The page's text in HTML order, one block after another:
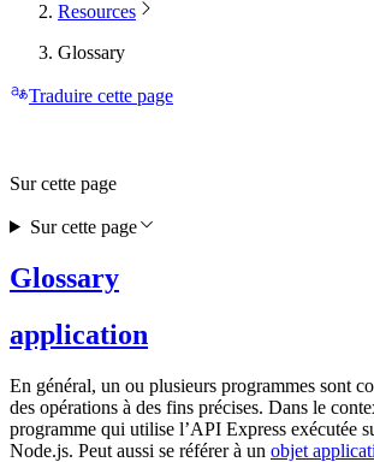
Resources
Glossary
Traduire cette page
Glossary
application
En général, un ou plusieurs programmes sont
des opérations à des fins précises. Dans le
programme qui utilise l’API Express exécutée
Node.js. Peut aussi se référer à un objet
Sur cette page
Sur cette page